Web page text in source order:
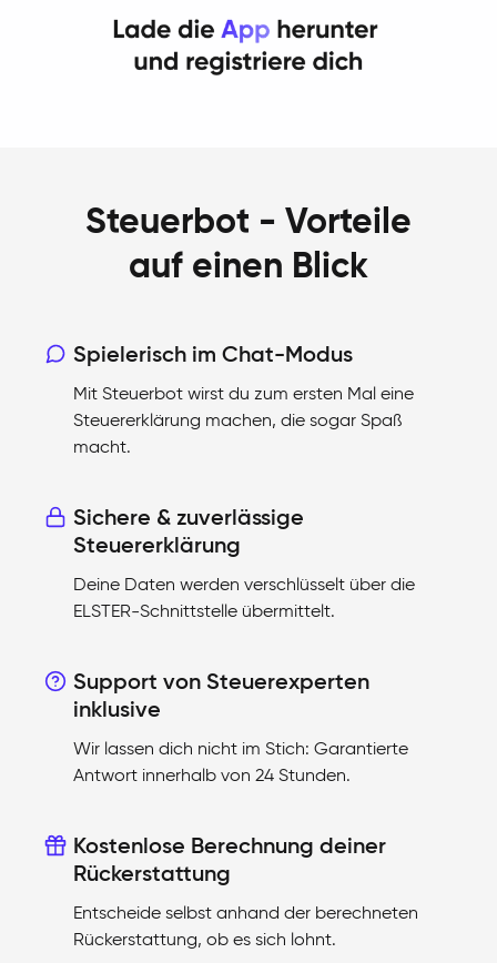
Steuerbot - Vorteile
auf einen Blick
Spielerisch im Chat-Modus
Mit Steuerbot wirst du zum ersten Mal eine
Steuererklärung machen, die sogar Spaß
macht.
Sichere & zuverlässige
Steuererklärung
Deine Daten werden verschlüsselt über die
ELSTER-Schnittstelle übermittelt.
Support von Steuerexperten
inklusive
Wir lassen dich nicht im Stich: Garantierte
Antwort innerhalb von 24 Stunden.
Kostenlose Berechnung deiner
Rückerstattung
Entscheide selbst anhand der berechneten
Rückerstattung, ob es sich lohnt.